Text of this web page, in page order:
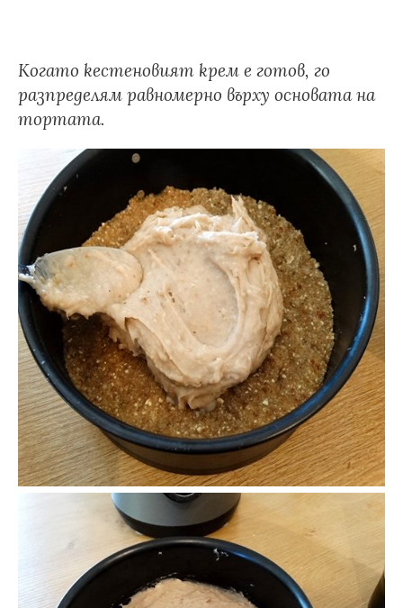
Когато кестеновият крем е готов, го
разпределям равномерно върху основата на
тортата.